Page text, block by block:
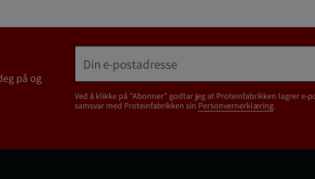
på og
Ved å klikke på "Abonner" godtar jeg at Proteinfabrikken lagrer e-
samsvar med Proteinfabrikken sin Personvernerklæring.